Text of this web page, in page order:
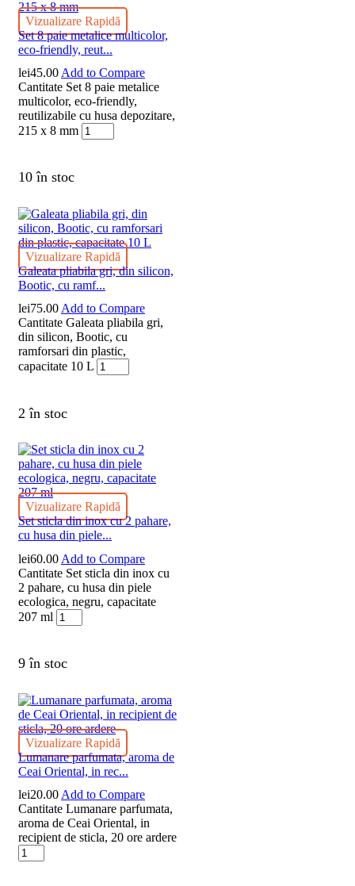
Vizualizare Rapidă
Set 8 paie metalice multicolor,
eco-friendly, reut...
lei45.00 Add to Compare
Cantitate Set 8 paie metalice
multicolor, eco-friendly,
reutilizabile cu husa depozitare,
215 x 8 mm
10 în stoc
Vizualizare Rapidă
Galeata pliabila gri, din silicon,
Bootic, cu ramf...
lei75.00 Add to Compare
Cantitate Galeata pliabila gri,
din silicon, Bootic, cu
ramforsari din plastic,
capacitate 10 L
2 în stoc
Vizualizare Rapidă
Set sticla din inox cu 2 pahare,
cu husa din piele...
lei60.00 Add to Compare
Cantitate Set sticla din inox cu
2 pahare, cu husa din piele
ecologica, negru, capacitate
207 ml
9 în stoc
Vizualizare Rapidă
Lumanare parfumata, aroma de
Ceai Oriental, in rec...
lei20.00 Add to Compare
Cantitate Lumanare parfumata,
aroma de Ceai Oriental, in
recipient de sticla, 20 ore ardere